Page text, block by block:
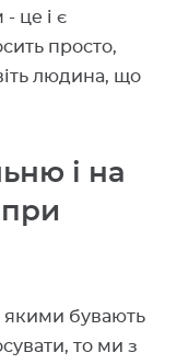
це і є
просто,
людина, що
і на
якими бувають
то ми з